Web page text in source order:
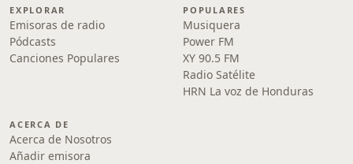
EXPLORAR
Emisoras de radio
Pódcasts
Canciones Populares
POPULARES
Musiquera
Power FM
XY 90.5 FM
Radio Satélite
HRN La voz de Honduras
ACERCA DE
Acerca de Nosotros
Añadir emisora